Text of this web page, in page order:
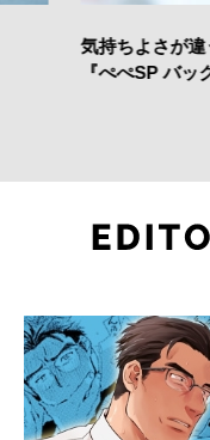
気持ちよさが
『ぺぺSP バッ